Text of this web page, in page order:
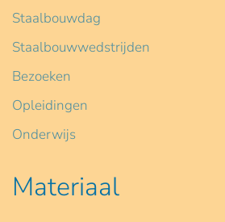
Staalbouwdag
Staalbouwwedstrijden
Bezoeken
Opleidingen
Onderwijs
Materiaal